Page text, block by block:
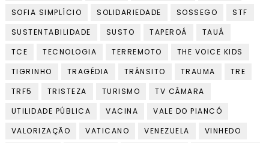
SOFIA SIMPLÍCIO
SOLIDARIEDADE SOSSEGO
STF
SUSTENTABILIDADE
SUSTO TAPEROÁ
TAUÁ
TCE
TECNOLOGIA TERREMOTO
THE VOICE KIDS
TIGRINHO
TRAGÉDIA TRÂNSITO TRAUMA
TRE
TRF5
TRISTEZA TURISMO
TV CÂMARA
UTILIDADE PÚBLICA
VACINA
VALE DO PIANCÓ
VALORIZAÇÃO
VATICANO VENEZUELA VINHEDO